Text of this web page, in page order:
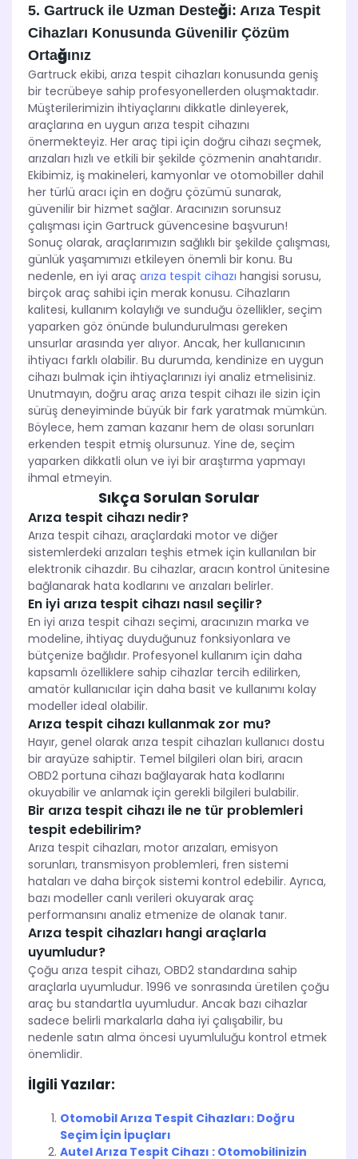
5. Gartruck ile Uzman Desteği: Arıza Tespit
Cihazları Konusunda Güvenilir Çözüm
Ortağınız
Gartruck ekibi, arıza tespit cihazları konusunda geniş
bir tecrübeye sahip profesyonellerden oluşmaktadır.
Müşterilerimizin ihtiyaçlarını dikkatle dinleyerek,
araçlarına en uygun arıza tespit cihazını
önermekteyiz. Her araç tipi için doğru cihazı seçmek,
arızaları hızlı ve etkili bir şekilde çözmenin anahtarıdır.
Ekibimiz, iş makineleri, kamyonlar ve otomobiller dahil
her türlü aracı için en doğru çözümü sunarak,
güvenilir bir hizmet sağlar. Aracınızın sorunsuz
çalışması için Gartruck güvencesine başvurun!
Sonuç olarak, araçlarımızın sağlıklı bir şekilde çalışması,
günlük yaşamımızı etkileyen önemli bir konu. Bu
nedenle, en iyi araç arıza tespit cihazı hangisi sorusu,
birçok araç sahibi için merak konusu. Cihazların
kalitesi, kullanım kolaylığı ve sunduğu özellikler, seçim
yaparken göz önünde bulundurulması gereken
unsurlar arasında yer alıyor. Ancak, her kullanıcının
ihtiyacı farklı olabilir. Bu durumda, kendinize en uygun
cihazı bulmak için ihtiyaçlarınızı iyi analiz etmelisiniz.
Unutmayın, doğru araç arıza tespit cihazı ile sizin için
sürüş deneyiminde büyük bir fark yaratmak mümkün.
Böylece, hem zaman kazanır hem de olası sorunları
erkenden tespit etmiş olursunuz. Yine de, seçim
yaparken dikkatli olun ve iyi bir araştırma yapmayı
ihmal etmeyin.
Sıkça Sorulan Sorular
Arıza tespit cihazı nedir?
Arıza tespit cihazı, araçlardaki motor ve diğer
sistemlerdeki arızaları teşhis etmek için kullanılan bir
elektronik cihazdır. Bu cihazlar, aracın kontrol ünitesine
bağlanarak hata kodlarını ve arızaları belirler.
En iyi arıza tespit cihazı nasıl seçilir?
En iyi arıza tespit cihazı seçimi, aracınızın marka ve
modeline, ihtiyaç duyduğunuz fonksiyonlara ve
bütçenize bağlıdır. Profesyonel kullanım için daha
kapsamlı özelliklere sahip cihazlar tercih edilirken,
amatör kullanıcılar için daha basit ve kullanımı kolay
modeller ideal olabilir.
Arıza tespit cihazı kullanmak zor mu?
Hayır, genel olarak arıza tespit cihazları kullanıcı dostu
bir arayüze sahiptir. Temel bilgileri olan biri, aracın
OBD2 portuna cihazı bağlayarak hata kodlarını
okuyabilir ve anlamak için gerekli bilgileri bulabilir.
Bir arıza tespit cihazı ile ne tür problemleri
tespit edebilirim?
Arıza tespit cihazları, motor arızaları, emisyon
sorunları, transmisyon problemleri, fren sistemi
hataları ve daha birçok sistemi kontrol edebilir. Ayrıca,
bazı modeller canlı verileri okuyarak araç
performansını analiz etmenize de olanak tanır.
Arıza tespit cihazları hangi araçlarla
uyumludur?
Çoğu arıza tespit cihazı, OBD2 standardına sahip
araçlarla uyumludur. 1996 ve sonrasında üretilen çoğu
araç bu standartla uyumludur. Ancak bazı cihazlar
sadece belirli markalarla daha iyi çalışabilir, bu
nedenle satın alma öncesi uyumluluğu kontrol etmek
önemlidir.
İlgili Yazılar:
Otomobil Arıza Tespit Cihazları: Doğru
Seçim İçin İpuçları
Autel Arıza Tespit Cihazı : Otomobilinizin